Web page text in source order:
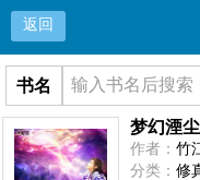
返回
书名
梦幻湮尘
作者：竹
分类：修